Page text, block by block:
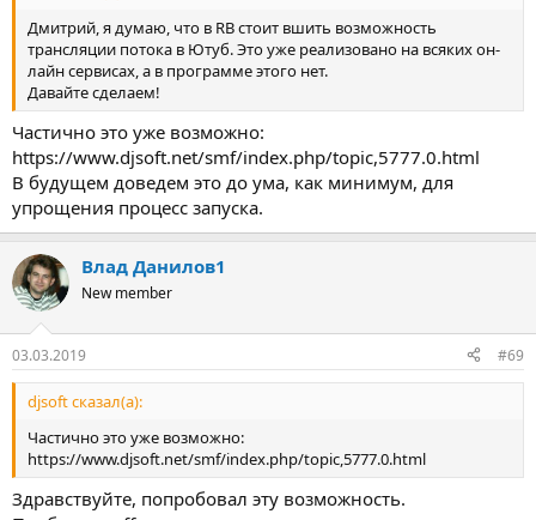
Дмитрий, я думаю, что в RB стоит вшить возможность
трансляции потока в Ютуб. Это уже реализовано на всяких он-
лайн сервисах, а в программе этого нет.
Давайте сделаем!
Частично это уже возможно:
https://www.djsoft.net/smf/index.php/topic,5777.0.html
В будущем доведем это до ума, как минимум, для
упрощения процесс запуска.
Влад Данилов1
New member
03.03.2019 #69
djsoft сказал(а):
Частично это уже возможно:
https://www.djsoft.net/smf/index.php/topic,5777.0.html
Здравствуйте, попробовал эту возможность.